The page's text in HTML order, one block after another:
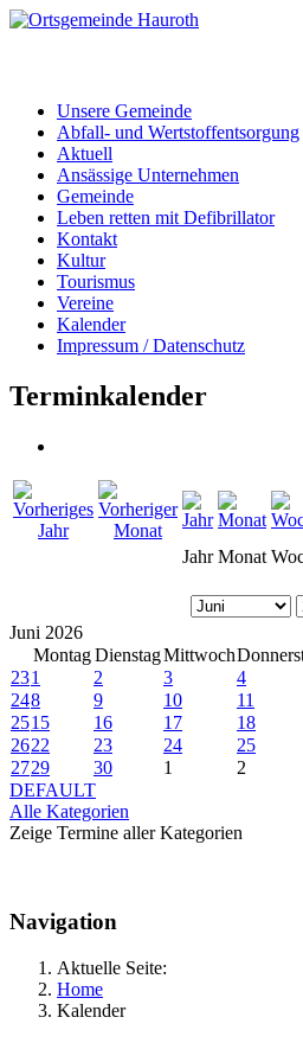
Unsere Gemeinde
Abfall- und Wertstoffentsorgung
Aktuell
Ansässige Unternehmen
Gemeinde
Leben retten mit Defibrillator
Kontakt
Kultur
Tourismus
Vereine
Kalender
Impressum / Datenschutz
Terminkalender
Jahr Monat
Juni 2026
Montag DienstagMittwoch
231 2 3 4
248 9 10 11
2515 16 17 18
2622 23 24 25
2729 30 1 2
DEFAULT
Alle Kategorien
Zeige Termine aller Kategorien
Navigation
Aktuelle Seite:
Home
Kalender